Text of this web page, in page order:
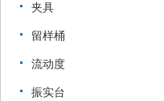
夹具
留样桶
流动度
振实台